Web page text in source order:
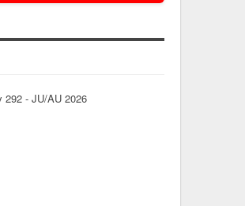
292 - JU/AU 2026